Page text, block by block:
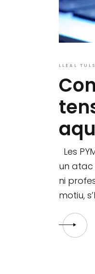
LLEAL
Les
un atac
ni
motiu,